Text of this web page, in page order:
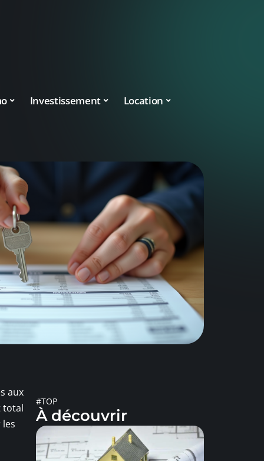
Investissement Location
aux
total
#TOP
À découvrir